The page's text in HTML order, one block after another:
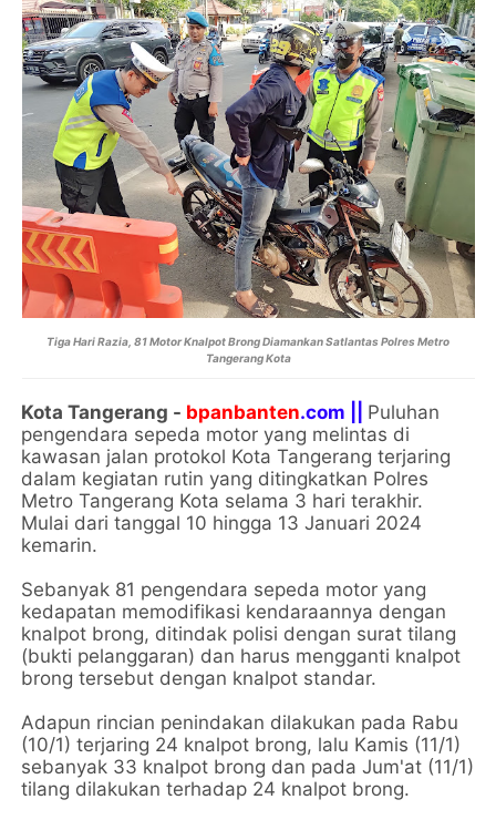
Tiga Hari Razia, 81 Motor Knalpot Brong Diamankan Satlantas Polres Metro
Tangerang Kota
Kota Tangerang - bpanbanten.com || Puluhan
pengendara sepeda motor yang melintas di
kawasan jalan protokol Kota Tangerang terjaring
dalam kegiatan rutin yang ditingkatkan Polres
Metro Tangerang Kota selama 3 hari terakhir.
Mulai dari tanggal 10 hingga 13 Januari 2024
kemarin.
Sebanyak 81 pengendara sepeda motor yang
kedapatan memodifikasi kendaraannya dengan
knalpot brong, ditindak polisi dengan surat tilang
(bukti pelanggaran) dan harus mengganti knalpot
brong tersebut dengan knalpot standar.
Adapun rincian penindakan dilakukan pada Rabu
(10/1) terjaring 24 knalpot brong, lalu Kamis (11/1)
sebanyak 33 knalpot brong dan pada Jum'at (11/1)
tilang dilakukan terhadap 24 knalpot brong.